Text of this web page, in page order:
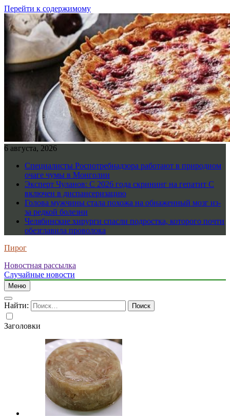
Перейти к содержимому
6 августа, 2026
Специалисты Роспотребнадзора работают в природном
очаге чумы в Монголии
Эксперт Чуланов: С 2026 года скрининг на гепатит С
включен в диспансеризацию
Голова мужчины стала похожа на обнаженный мозг из-
за редкой болезни
Челябинские хирурги спасли подростка, которого почти
обезглавила проволока
Пирог
Новостная рассылка
Случайные новости
Меню
Найти:
Заголовки